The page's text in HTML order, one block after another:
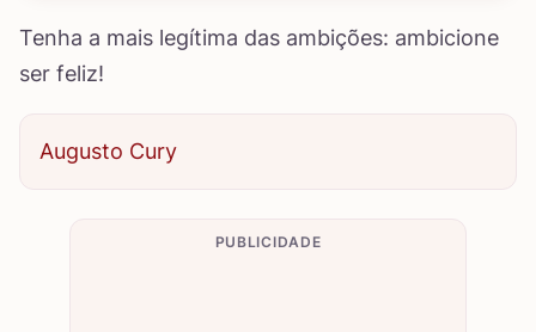
Tenha a mais legítima das ambições: ambicione
ser feliz!
Augusto Cury
PUBLICIDADE